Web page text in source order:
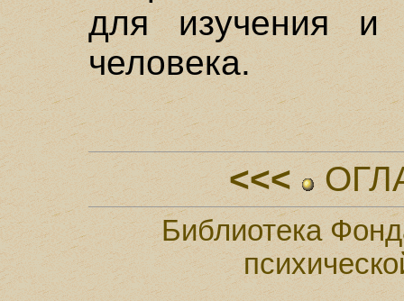
для изучения и
человека.
<<<
Библиотека